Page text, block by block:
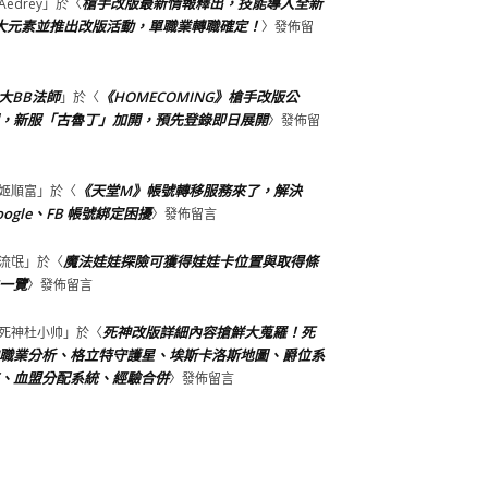
」於〈
元素並推出改版活動，單職業轉職確定！〉發佈留
BB法師」於〈 《HOMECOMING》槍手改版公
新服「古魯丁」加開，預先登錄即日展開〉發佈留
順富 」於〈 《天堂M》帳號轉移服務來了，解決
、FB 帳號綁定困擾〉發佈留言
氓」於〈魔法娃娃探險可獲得娃娃卡位置與取得條
覽〉發佈留言
神杜小帅 」於〈死神改版詳細內容搶鮮大蒐羅！死
業分析、格立特守護星、埃斯卡洛斯地圖、爵位系
血盟分配系統、經驗合併〉發佈留言